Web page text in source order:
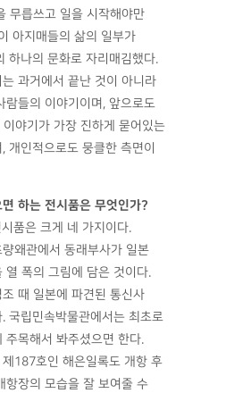
무릅쓰고 일을 시작해야만
아지매들의 삶의 일부가
하나의 문화로 자리매김했다.
과거에서 끝난 것이 아니라
람들의 이야기이며, 앞으로도
야기가 가장 진하게 묻어있는
개인적으로도 뭉클한 측면이
하는 전시품은 무엇인가?
품은 크게 네 가지이다.
왜관에서 동래부사가 일본
열 폭의 그림에 담은 것이다.
때 일본에 파견된 통신사
국립민속박물관에서는 최초로
주목해서 봐주셨으면 한다.
187호인 해은일록도 개항 후
항장의 모습을 잘 보여줄 수